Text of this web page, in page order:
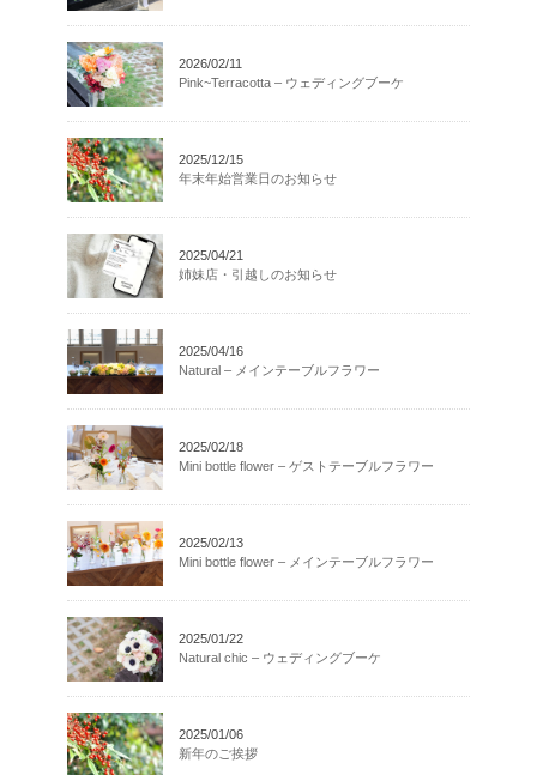
2026/02/11
Pink~Terracotta – ウェディングブーケ
2025/12/15
年末年始営業日のお知らせ
2025/04/21
姉妹店・引越しのお知らせ
2025/04/16
Natural – メインテーブルフラワー
2025/02/18
Mini bottle flower – ゲストテーブルフラワー
2025/02/13
Mini bottle flower – メインテーブルフラワー
2025/01/22
Natural chic – ウェディングブーケ
2025/01/06
新年のご挨拶